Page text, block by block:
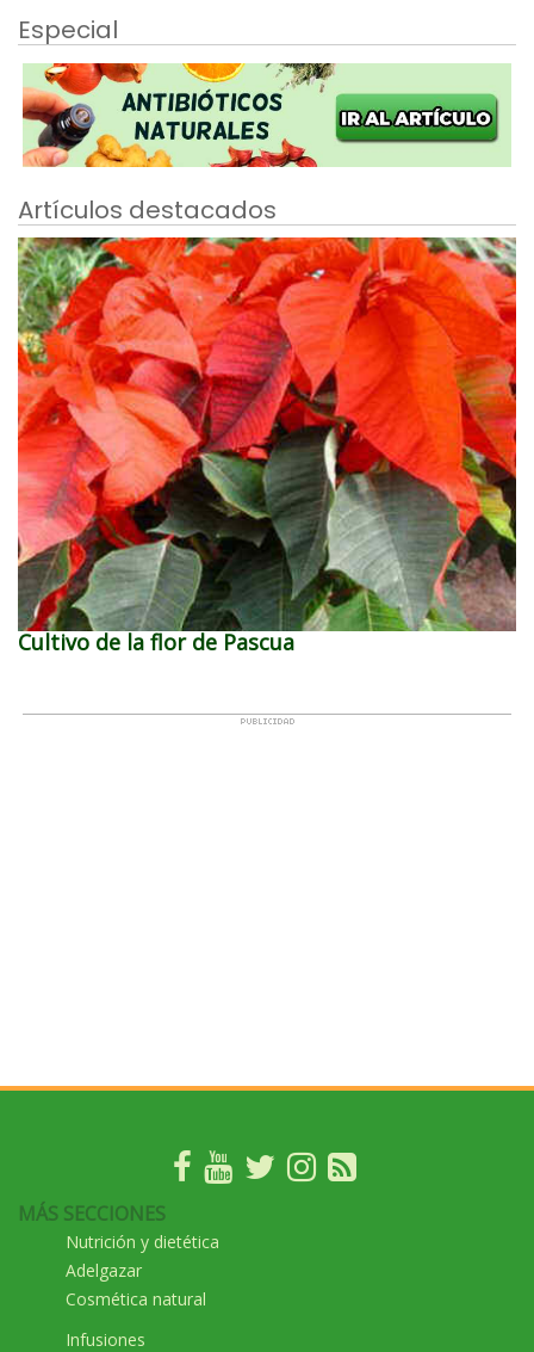
Especial
Artículos destacados
Cultivo de la flor de Pascua
MÁS SECCIONES
Nutrición y dietética
Adelgazar
Cosmética natural
Infusiones